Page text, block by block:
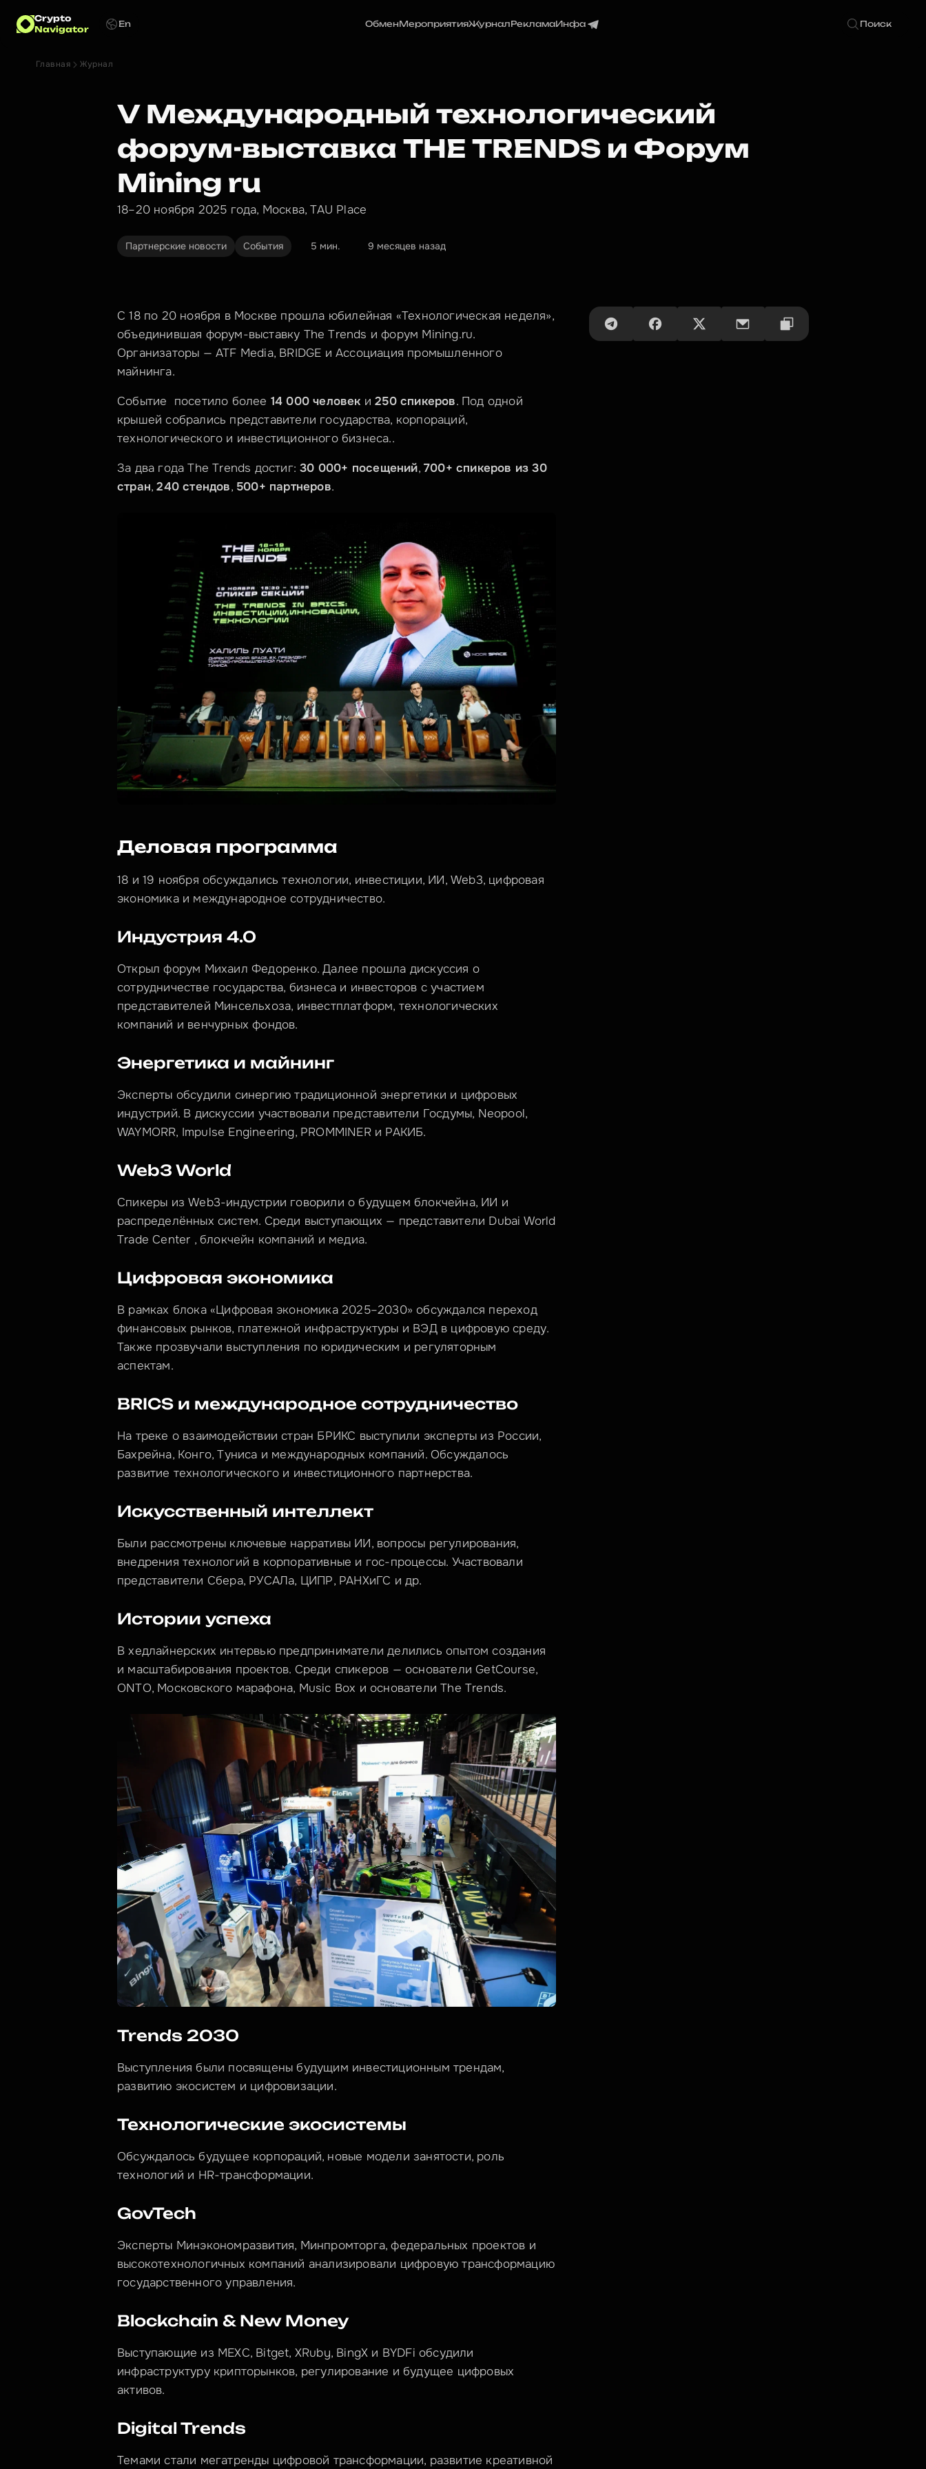
Crypto
Navigator
En ОбменМероприятияЖурналРекламаИнфа Поиск
Главная Журнал
V Международный технологический
форум-выставка THE TRENDS и Форум
Mining ru
18–20 ноября 2025 года, Москва, TAU Place
Партнерские новости События 5 мин. 9 месяцев назад
С 18 по 20 ноября в Москве прошла юбилейная «Технологическая неделя»,
объединившая форум-выставку The Trends и форум Mining.ru.
Организаторы — ATF Media, BRIDGE и Ассоциация промышленного
майнинга.
Событие  посетило более 14 000 человек и 250 спикеров. Под одной
крышей собрались представители государства, корпораций,
технологического и инвестиционного бизнеса..
За два года The Trends достиг: 30 000+ посещений, 700+ спикеров из 30
стран, 240 стендов, 500+ партнеров.
Деловая программа
18 и 19 ноября обсуждались технологии, инвестиции, ИИ, Web3, цифровая
экономика и международное сотрудничество.
Индустрия 4.0
Открыл форум Михаил Федоренко. Далее прошла дискуссия о
сотрудничестве государства, бизнеса и инвесторов с участием
представителей Минсельхоза, инвестплатформ, технологических
компаний и венчурных фондов.
Энергетика и майнинг
Эксперты обсудили синергию традиционной энергетики и цифровых
индустрий. В дискуссии участвовали представители Госдумы, Neopool,
WAYMORR, Impulse Engineering, PROMMINER и РАКИБ.
Web3 World
Спикеры из Web3-индустрии говорили о будущем блокчейна, ИИ и
распределённых систем. Среди выступающих — представители Dubai World
Trade Center , блокчейн компаний и медиа.
Цифровая экономика
В рамках блока «Цифровая экономика 2025–2030» обсуждался переход
финансовых рынков, платежной инфраструктуры и ВЭД в цифровую среду.
Также прозвучали выступления по юридическим и регуляторным
аспектам.
BRICS и международное сотрудничество
На треке о взаимодействии стран БРИКС выступили эксперты из России,
Бахрейна, Конго, Туниса и международных компаний. Обсуждалось
развитие технологического и инвестиционного партнерства.
Искусственный интеллект
Были рассмотрены ключевые нарративы ИИ, вопросы регулирования,
внедрения технологий в корпоративные и гос-процессы. Участвовали
представители Сбера, РУСАЛа, ЦИПР, РАНХиГС и др.
Истории успеха
В хедлайнерских интервью предприниматели делились опытом создания
и масштабирования проектов. Среди спикеров — основатели GetCourse,
ONTO, Московского марафона, Music Box и основатели The Trends.
Trends 2030
Выступления были посвящены будущим инвестиционным трендам,
развитию экосистем и цифровизации.
Технологические экосистемы
Обсуждалось будущее корпораций, новые модели занятости, роль
технологий и HR-трансформации.
GovTech
Эксперты Минэкономразвития, Минпромторга, федеральных проектов и
высокотехнологичных компаний анализировали цифровую трансформацию
государственного управления.
Blockchain & New Money
Выступающие из MEXC, Bitget, XRuby, BingX и BYDFi обсудили
инфраструктуру крипторынков, регулирование и будущее цифровых
активов.
Digital Trends
Темами стали мегатренды цифровой трансформации, развитие креативной